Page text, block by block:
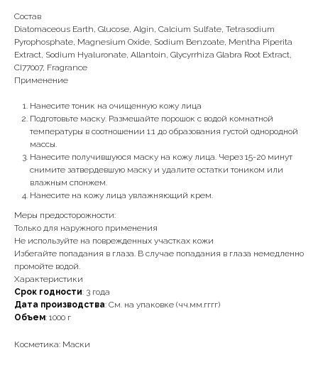
Состав
Diatomaceous Earth, Glucose, Algin, Calcium Sulfate, Tetrasodium
Pyrophosphate, Magnesium Oxide, Sodium Benzoate, Mentha Piperita
Extract, Sodium Hyaluronate, Allantoin, Glycyrrhiza Glabra Root Extract,
CI77007, Fragrance
Применение
Нанесите тоник на очищенную кожу лица
Подготовьте маску. Размешайте порошок с водой комнатной
температуры в соотношении 1:1 до образования густой однородной
массы.
Нанесите получившуюся маску на кожу лица. Через 15-20 минут
снимите затвердевшую маску и удалите остатки тоником или
влажным спонжем.
Нанесите на кожу лица увлажняющий крем.
Меры предосторожности:
Только для наружного применения
Не используйте на поврежденных участках кожи
Избегайте попадания в глаза. В случае попадания в глаза немедленно
промойте водой.
Характеристики
Срок годности: 3 года
Дата производства: См. на упаковке (чч.мм.гггг)
Объем: 1000 г
Косметика: Маски